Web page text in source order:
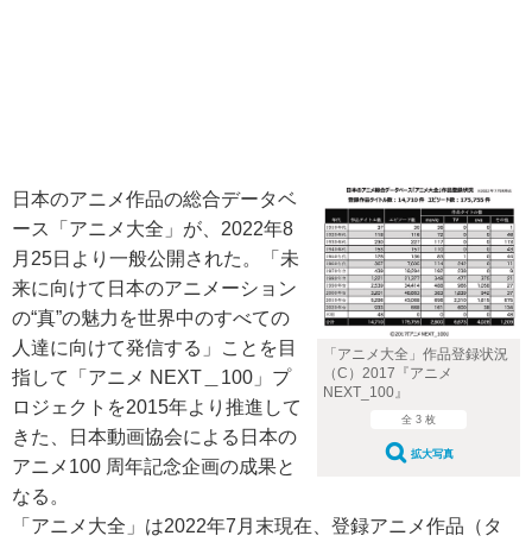
「アニメ大全」作品登録状況
（C）2017『アニメ
NEXT_100』
全 3 枚
拡大写真
日本のアニメ作品の総合データベ
ース「アニメ大全」が、2022年8
月25日より一般公開された。「未
来に向けて日本のアニメーション
の“真”の魅力を世界中のすべての
人達に向けて発信する」ことを目
指して「アニメ NEXT＿100」プ
ロジェクトを2015年より推進して
きた、日本動画協会による日本の
アニメ100 周年記念企画の成果と
なる。
「アニメ大全」は2022年7月末現在、登録アニメ作品（タ